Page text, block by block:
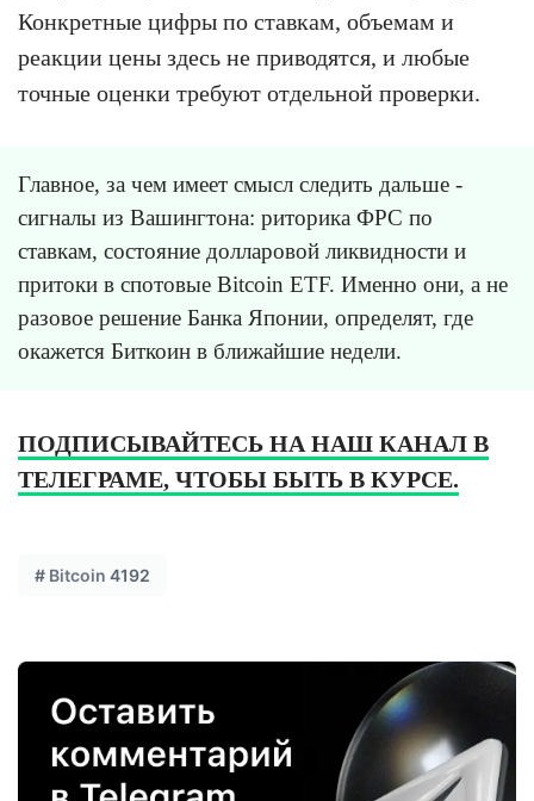
Конкретные цифры по ставкам, объемам и
реакции цены здесь не приводятся, и любые
точные оценки требуют отдельной проверки.
Главное, за чем имеет смысл следить дальше -
сигналы из Вашингтона: риторика ФРС по
ставкам, состояние долларовой ликвидности и
притоки в спотовые Bitcoin ETF. Именно они, а не
разовое решение Банка Японии, определят, где
окажется Биткоин в ближайшие недели.
ПОДПИСЫВАЙТЕСЬ НА НАШ КАНАЛ В
ТЕЛЕГРАМЕ, ЧТОБЫ БЫТЬ В КУРСЕ.
# Bitcoin 4192